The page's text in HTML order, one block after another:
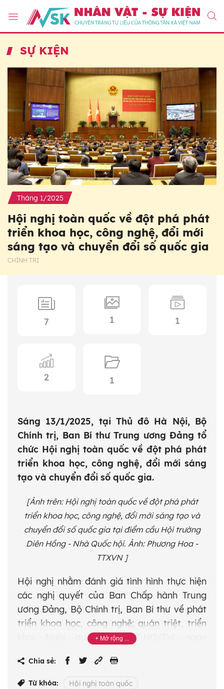
SỰ KIỆN
Tháng 1/2025
Hội nghị toàn quốc về đột phá phát
triển khoa học, công nghệ, đổi mới
sáng tạo và chuyển đổi số quốc gia
CHÍNH TRỊ
7 1 1
2 1
Sáng 13/1/2025, tại Thủ đô Hà Nội, Bộ
Chính trị, Ban Bí thư Trung ương Đảng tổ
chức Hội nghị toàn quốc về đột phá phát
triển khoa học, công nghệ, đổi mới sáng
tạo và chuyển đổi số quốc gia.
[Ảnh trên: Hội nghị toàn quốc về đột phá phát
triển khoa học, công nghệ, đổi mới sáng tạo và
chuyển đổi số quốc gia tại điểm cầu Hội trường
Diên Hồng - Nhà Quốc hội. Ảnh: Phương Hoa -
TTXVN ]
Hội nghị nhằm đánh giá tình hình thực hiện
các nghị quyết của Ban Chấp hành Trung
ương Đảng, Bộ Chính trị, Ban Bí thư về phát
triển khoa học, công nghệ; quán triệt, triển
khai Nghị quyết số 57-NQ/TW ngày
triển khoa học, công nghệ, đổi mới sáng tạo
và chuyển đổi số quốc gia, tạo sự chuyển
Chia sẻ:
Từ khóa: Hội nghị toàn quốc